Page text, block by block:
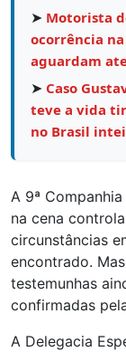
➤ Motorista
ocorrência
aguardam
➤ Caso
teve a vida
no Brasil
A 9ª
na cena
circunstâncias
encontrado.
testemunhas
confirmadas
A Delegacia